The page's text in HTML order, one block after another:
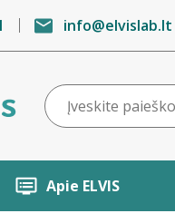
info@elvislab.lt
Apie ELVIS